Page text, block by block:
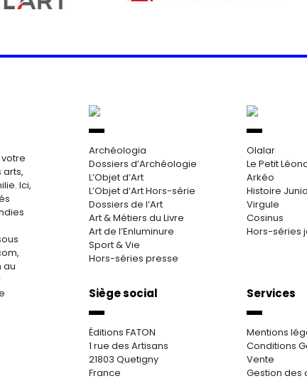
arts,
Ici,
au
Archéologia
Dossiers d’Archéologie
L’Objet d’Art
L’Objet d’Art Hors-série
Dossiers de l’Art
Art & Métiers du Livre
Art de l’Enluminure
Sport & Vie
Hors-séries presse
Olalar
Le Petit
Arkéo
Histoire
Virgule
Cosinus
Hors-séries
Siège social
Éditions FATON
1 rue des Artisans
21803 Quetigny
France
Services
Mentions
Conditions
Vente
Gestion des